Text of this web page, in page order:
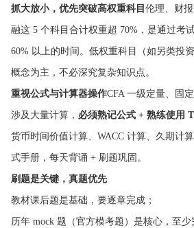
抓大放小，优先突破高权重科目 伦理、财
融这 5 个科目合计权重超 70%，是通过考
60% 以上的时间。低权重科目（如另类投
概念为主，不必深究复杂知识点。
重视公式与计算器操作CFA 一级定量、固
涉及大量计算， 必须熟记公式 + 熟练使用
货币时间价值计算、WACC 计算、久期计
式手册，每天背诵 + 刷题巩固。
刷题是关键，真题优先
教材课后题是基础，要逐章完成；
历年 mock 题（官方模考题）是核心，至